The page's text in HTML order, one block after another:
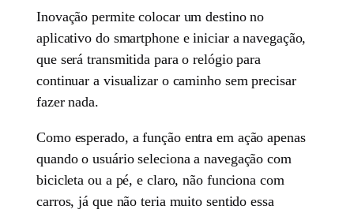
Inovação permite colocar um destino no
aplicativo do smartphone e iniciar a navegação,
que será transmitida para o relógio para
continuar a visualizar o caminho sem precisar
fazer nada.
Como esperado, a função entra em ação apenas
quando o usuário seleciona a navegação com
bicicleta ou a pé, e claro, não funciona com
carros, já que não teria muito sentido essa